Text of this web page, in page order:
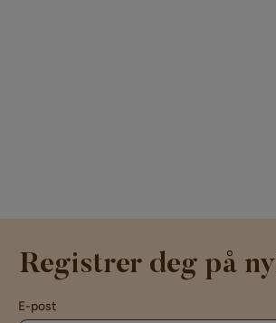
Registrer deg på
E-post